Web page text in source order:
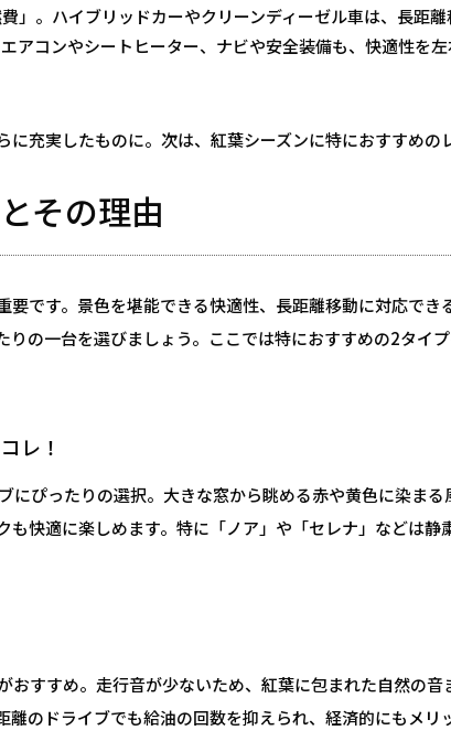
」。ハイブリッドカーやクリーンディーゼル車は、長距離
アコンやシートヒーター、ナビや安全装備も、快適性を
充実したものに。次は、紅葉シーズンに特におすすめの
その理由
です。景色を堪能できる快適性、長距離移動に対応でき
の一台を選びましょう。ここでは特におすすめの2タイ
レ！
ぴったりの選択。大きな窓から眺める赤や黄色に染まる
快適に楽しめます。特に「ノア」や「セレナ」などは静
すすめ。走行音が少ないため、紅葉に包まれた自然の音
のドライブでも給油の回数を抑えられ、経済的にもメリ